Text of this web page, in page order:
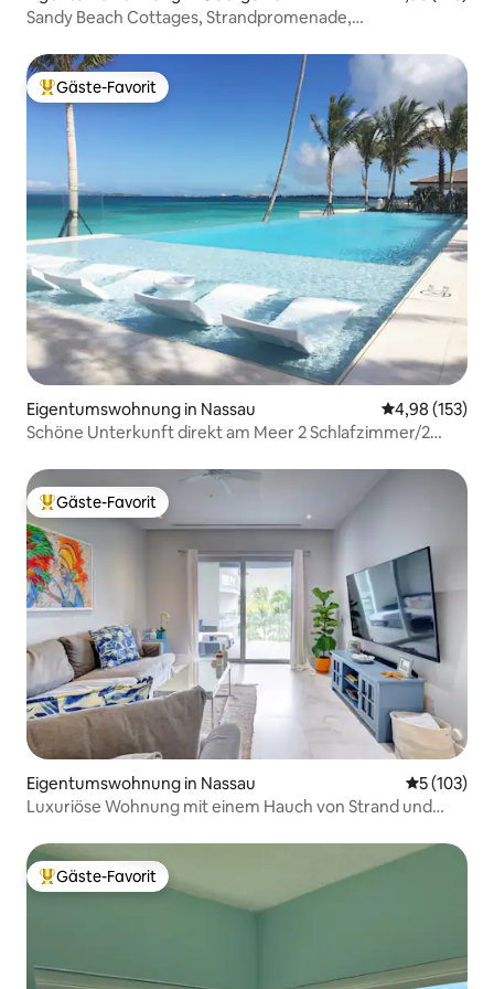
Sandy Beach Cottages, Strandpromenade,
Beliebter Gäste-Favorit.
Gäste-Favorit
Eigentumswohnung in Nassau
4,98 (153)
Schöne Unterkunft direkt am Meer 2 Schlafzimmer/2
Beliebter Gäste-Favorit.
Gäste-Favorit
Eigentumswohnung in Nassau
5 (103)
Luxuriöse Wohnung mit einem Hauch von Strand und
Beliebter Gäste-Favorit.
Gäste-Favorit